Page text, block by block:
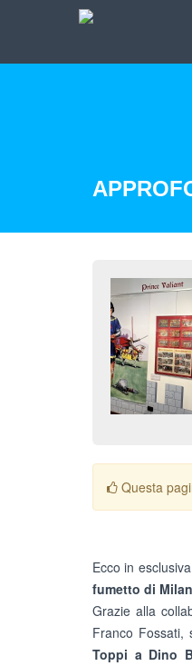
Questa
Ecco in
fumetto di
Grazie alla
Franco Fossati,
Toppi a Dino